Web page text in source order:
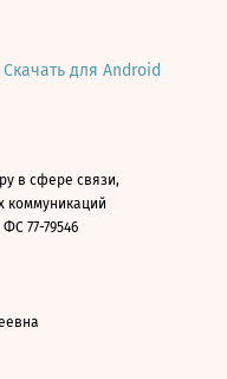
Скачать для Android
в сфере связи,
коммуникаций
77-79546